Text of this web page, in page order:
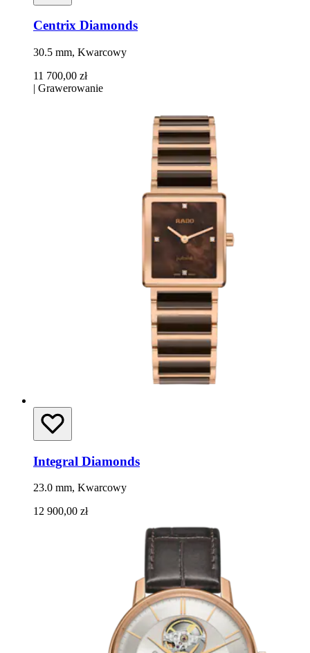
Centrix Diamonds
30.5 mm, Kwarcowy
11 700,00 zł
| Grawerowanie
Integral Diamonds
23.0 mm, Kwarcowy
12 900,00 zł